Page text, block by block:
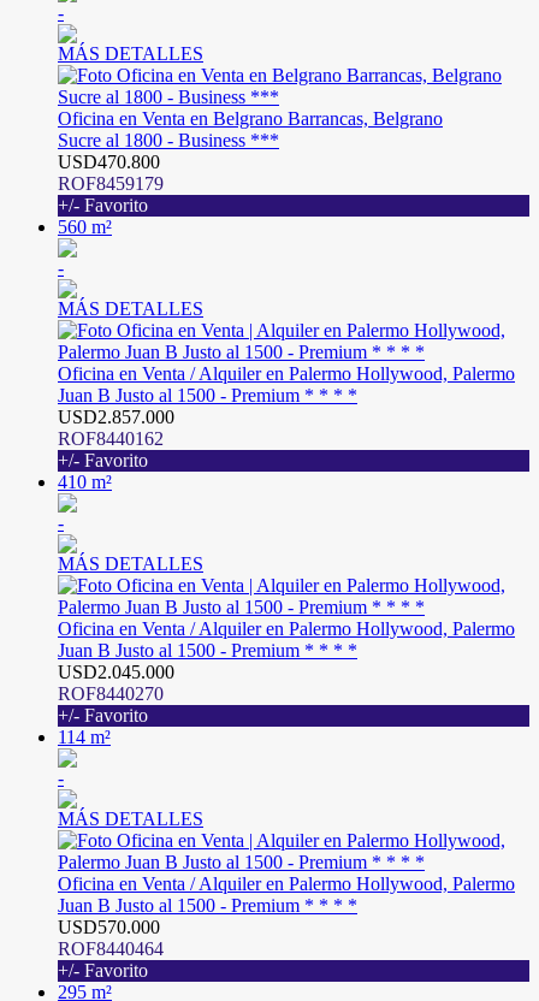
-
MÁS DETALLES
Oficina en Venta en Belgrano Barrancas, Belgrano
Sucre al 1800 - Business ***
USD470.800
ROF8459179
+/- Favorito
560 m²
-
MÁS DETALLES
Oficina en Venta / Alquiler en Palermo Hollywood, Palermo
Juan B Justo al 1500 - Premium * * * *
USD2.857.000
ROF8440162
+/- Favorito
410 m²
-
MÁS DETALLES
Oficina en Venta / Alquiler en Palermo Hollywood, Palermo
Juan B Justo al 1500 - Premium * * * *
USD2.045.000
ROF8440270
+/- Favorito
114 m²
-
MÁS DETALLES
Oficina en Venta / Alquiler en Palermo Hollywood, Palermo
Juan B Justo al 1500 - Premium * * * *
USD570.000
ROF8440464
+/- Favorito
295 m²